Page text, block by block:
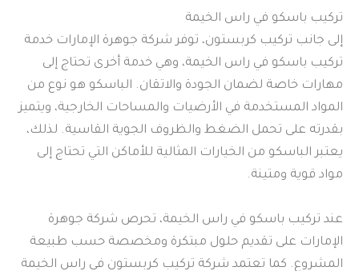
تركيب باسكو في راس الخيمة
إلى جانب تركيب كربستون، توفر شركة جوهرة الإمارات خدمة
تركيب باسكو في راس الخيمة، وهي خدمة أخرى تحتاج إلى
مهارات خاصة لضمان الجودة والاتقان. الباسكو هو نوع من
المواد المستخدمة في الأرضيات والمساحات الخارجية، ويتميز
بقدرته على تحمل الضغط والظروف الجوية القاسية. لذلك،
يعتبر الباسكو من الخيارات المثالية للأماكن التي تحتاج إلى
مواد قوية ومتينة.
عند تركيب باسكو في راس الخيمة، تحرص شركة جوهرة
الإمارات على تقديم حلول مبتكرة ومخصصة حسب طبيعة
المشروع. كما تعتمد شركة تركيب كربستون في راس الخيمة